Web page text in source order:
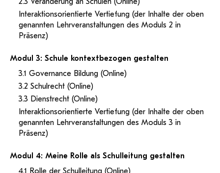
Interaktionsorientierte Vertiefung (der Inhalte der oben
genannten Lehrveranstaltungen des Moduls 2 in
Präsenz)
Modul 3: Schule kontextbezogen gestalten
3.1 Governance Bildung (Online)
3.2 Schulrecht (Online)
3.3 Dienstrecht (Online)
Interaktionsorientierte Vertiefung (der Inhalte der oben
genannten Lehrveranstaltungen des Moduls 3 in
Präsenz)
Modul 4: Meine Rolle als Schulleitung gestalten
4.1 Rolle der Schulleitung (Online)